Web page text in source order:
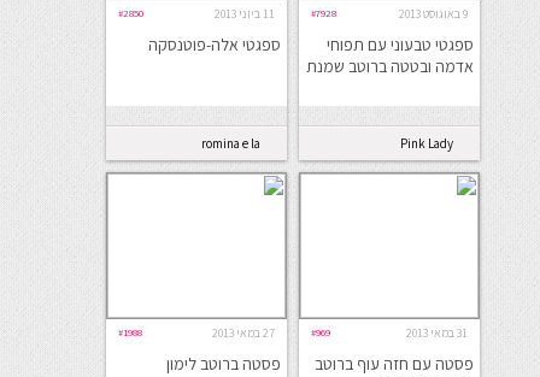
9 באוגוסט 2013 #7928
ספגטי טבעוני עם תפוחי
אדמה ובטטה ברוטב שמנת
Pink Lady
11 ביוני 2013 #2850
ספגטי אלה-פוטנסקה
romina e la
cucina
31 במאי 2013 #969
פסטה עם חזה עוף ברוטב
27 במאי 2013 #1988
פסטה ברוטב לימון